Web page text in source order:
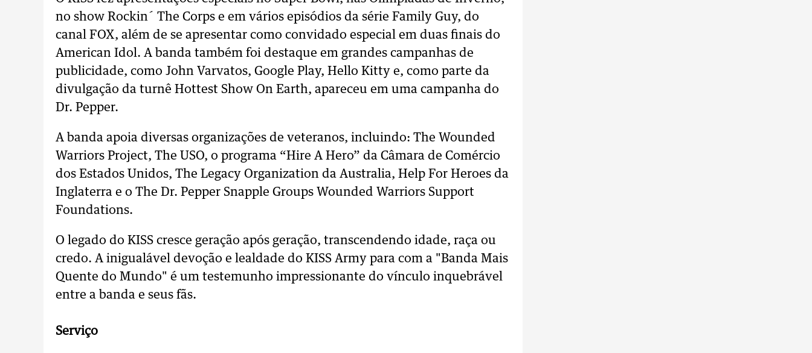
no show Rockin´ The Corps e em vários episódios da série Family Guy, do
canal FOX, além de se apresentar como convidado especial em duas finais do
American Idol. A banda também foi destaque em grandes campanhas de
publicidade, como John Varvatos, Google Play, Hello Kitty e, como parte da
divulgação da turnê Hottest Show On Earth, apareceu em uma campanha do
Dr. Pepper.
A banda apoia diversas organizações de veteranos, incluindo: The Wounded
Warriors Project, The USO, o programa “Hire A Hero” da Câmara de Comércio
dos Estados Unidos, The Legacy Organization da Australia, Help For Heroes da
Inglaterra e o The Dr. Pepper Snapple Groups Wounded Warriors Support
Foundations.
O legado do KISS cresce geração após geração, transcendendo idade, raça ou
credo. A inigualável devoção e lealdade do KISS Army para com a "Banda Mais
Quente do Mundo" é um testemunho impressionante do vínculo inquebrável
entre a banda e seus fãs.
Serviço